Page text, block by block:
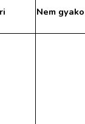
Nem